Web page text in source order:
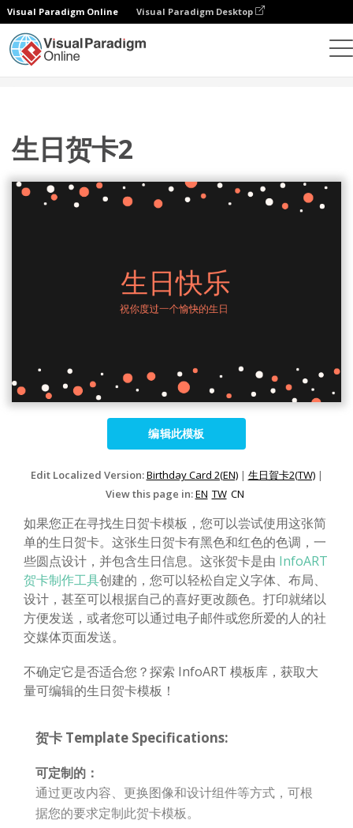
Visual Paradigm Online Visual Paradigm Desktop
生日贺卡2
编辑此模板
Edit Localized Version:Birthday Card 2(EN)| 生日賀卡2(TW)|
View this page in:EN TW CN
如果您正在寻找生日贺卡模板，您可以尝试使用这张简
单的生日贺卡。这张生日贺卡有黑色和红色的色调，一
些圆点设计，并包含生日信息。这张贺卡是由 InfoART
贺卡制作工具创建的，您可以轻松自定义字体、布局、
设计，甚至可以根据自己的喜好更改颜色。打印就绪以
方便发送，或者您可以通过电子邮件或您所爱的人的社
交媒体页面发送。
不确定它是否适合您？探索 InfoART 模板库，获取大
量可编辑的生日贺卡模板！
贺卡 Template Specifications:
可定制的：
通过更改内容、更换图像和设计组件等方式，可根
据您的要求定制此贺卡模板。